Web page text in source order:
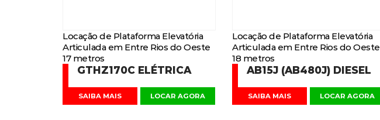
Locação de Plataforma Elevatória
Articulada em Entre Rios do Oeste
17 metros
GTHZ170C ELÉTRICA
SAIBA MAIS LOCAR AGORA
Locação de Plataforma Elevatória
Articulada em Entre Rios do Oeste
18 metros
AB15J (AB480J) DIESEL
SAIBA MAIS LOCAR AGORA